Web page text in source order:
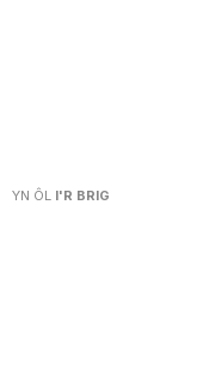
YN ÔL I'R BRIG